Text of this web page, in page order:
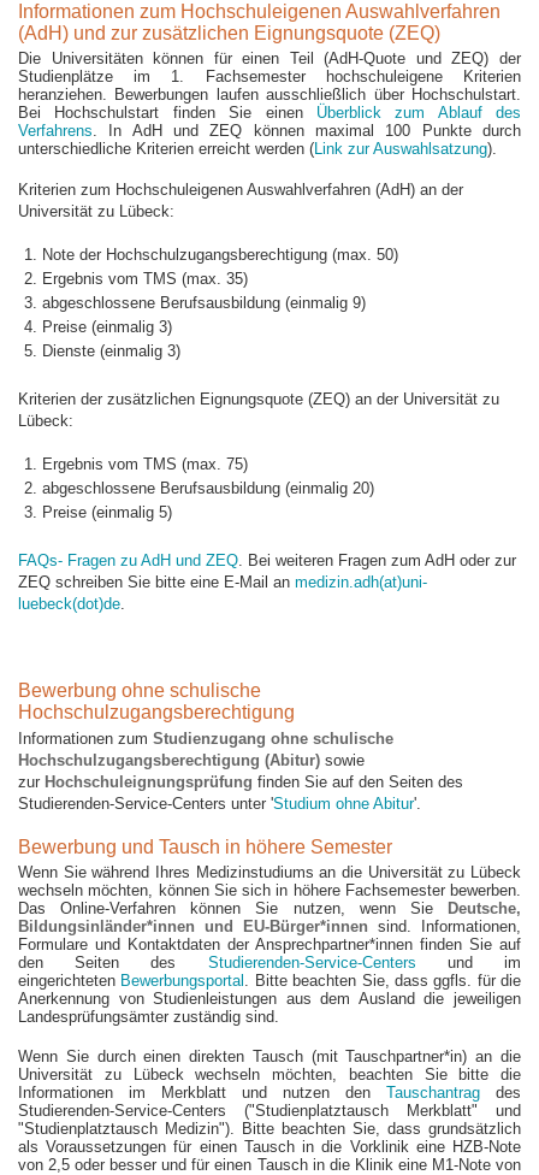
Informationen zum Hochschuleigenen Auswahlverfahren
(AdH) und zur zusätzlichen Eignungsquote (ZEQ)
Die Universitäten können für einen Teil (AdH-Quote und ZEQ) der
Studienplätze im 1. Fachsemester hochschuleigene Kriterien
heranziehen. Bewerbungen laufen ausschließlich über Hochschulstart.
Bei Hochschulstart finden Sie einen Überblick zum Ablauf des
Verfahrens. In AdH und ZEQ können maximal 100 Punkte durch
unterschiedliche Kriterien erreicht werden (Link zur Auswahlsatzung).
Kriterien zum Hochschuleigenen Auswahlverfahren (AdH) an der
Universität zu Lübeck:
Note der Hochschulzugangsberechtigung (max. 50)
Ergebnis vom TMS (max. 35)
abgeschlossene Berufsausbildung (einmalig 9)
Preise (einmalig 3)
Dienste (einmalig 3)
Kriterien der zusätzlichen Eignungsquote (ZEQ) an der Universität zu
Lübeck:
Ergebnis vom TMS (max. 75)
abgeschlossene Berufsausbildung (einmalig 20)
Preise (einmalig 5)
FAQs- Fragen zu AdH und ZEQ. Bei weiteren Fragen zum AdH oder zur
ZEQ schreiben Sie bitte eine E-Mail an medizin.adh(at)uni-
luebeck(dot)de.
Bewerbung ohne schulische
Hochschulzugangsberechtigung
Informationen zum Studienzugang ohne schulische
Hochschulzugangsberechtigung (Abitur) sowie
zur Hochschuleignungsprüfung finden Sie auf den Seiten des
Studierenden-Service-Centers unter 'Studium ohne Abitur'.
Bewerbung und Tausch in höhere Semester
Wenn Sie während Ihres Medizinstudiums an die Universität zu Lübeck
wechseln möchten, können Sie sich in höhere Fachsemester bewerben.
Das Online-Verfahren können Sie nutzen, wenn Sie
Deutsche,
Bildungsinländer*innen und EU-Bürger*innen sind. Informationen,
Formulare und Kontaktdaten der Ansprechpartner*innen finden Sie auf
den Seiten des Studierenden-Service-Centers und im
eingerichteten Bewerbungsportal . Bitte beachten Sie, dass ggfls. für die
Anerkennung von Studienleistungen aus dem Ausland die jeweiligen
Landesprüfungsämter zuständig sind.
Wenn Sie durch einen direkten Tausch (mit Tauschpartner*in) an die
Universität zu Lübeck wechseln möchten, beachten Sie bitte die
Informationen im Merkblatt und nutzen den Tauschantrag des
Studierenden-Service-Centers ("Studienplatztausch Merkblatt" und
"Studienplatztausch Medizin"). Bitte beachten Sie, dass grundsätzlich
als Voraussetzungen für einen Tausch in die Vorklinik eine HZB-Note
von 2,5 oder besser und für einen Tausch in die Klinik eine M1-Note von